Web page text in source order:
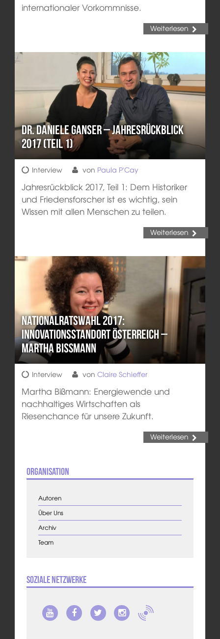
internationaler Vorkommnisse.
Weiterlesen
Dr. Daniele Ganser – Jahresrückblick
2017 (Teil 1)
Interview von Paula P'Cay
Jahresrückblick 2017, Teil 1: Dem Historiker
und Friedensforscher ist es wichtig, sein
Wissen mit allen Menschen zu teilen.
Weiterlesen
Nationalratswahl 2017:
Innovationsstandort Österreich –
Martha Bißmann
Interview von Claire Schieffer
Martha Bißmann: Energiewende und
nachhaltiges Wirtschaften als
Riesenchance für unsere Zukunft.
Weiterlesen
Organisation
Autoren
Über Uns
Archiv
Team
Soziale Netzwerke